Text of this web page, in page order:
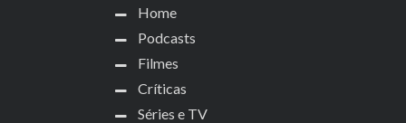
Home
Podcasts
Filmes
Críticas
Séries e TV